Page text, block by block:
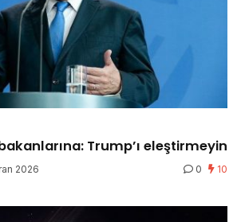
Trump’ı eleştirmeyin
2026 0 10